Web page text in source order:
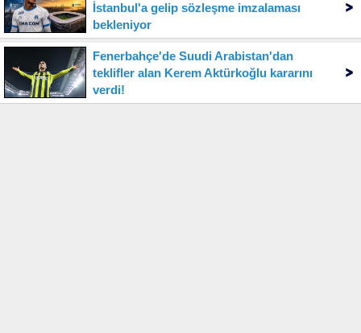
İstanbul'a gelip sözleşme imzalaması
bekleniyor
Fenerbahçe'de Suudi Arabistan'dan
teklifler alan Kerem Aktürkoğlu kararını
verdi!